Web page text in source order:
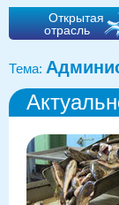
Открытая
отрасль
Тема: